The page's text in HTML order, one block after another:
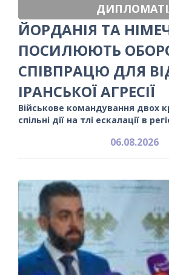
ЙОРДАНІЯ ТА
ПОСИЛЮЮТЬ
СПІВПРАЦЮ ДЛЯ
ІРАНСЬКОЇ АГРЕСІЇ
Військове командування двох
спільні дії на тлі ескалації в
06.08.2026